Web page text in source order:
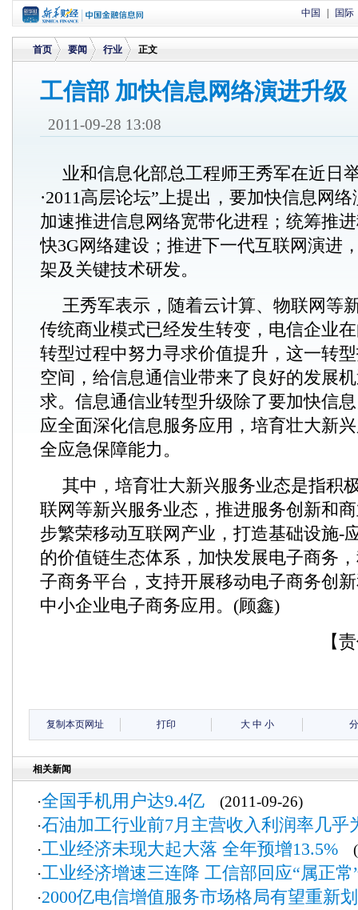
中国 国际
首页
>
要闻
>
行业 正文
工信部 加快信息网络演进升级
2011-09-28 13:08
业和信息化部总工程师王秀军在近日
·2011高层论坛”上提出，要加快信息网
加速推进信息网络宽带化进程；统筹推
快3G网络建设；推进下一代互联网演进
架及关键技术研发。
王秀军表示，随着云计算、物联网等
传统商业模式已经发生转变，电信企业
转型过程中努力寻求价值提升，这一转
空间，给信息通信业带来了良好的发展
求。信息通信业转型升级除了要加快信
应全面深化信息服务应用，培育壮大新
全应急保障能力。
其中，培育壮大新兴服务业态是指积
联网等新兴服务业态，推进服务创新和
步繁荣移动互联网产业，打造基础设施-
的价值链生态体系，加快发展电子商务
子商务平台，支持开展移动电子商务创
中小企业电子商务应用。(顾鑫)
【
复制本页网址 打印 大 中 小
相关新闻
·全国手机用户达9.4亿 (2011-09-26)
·石油加工行业前7月主营收入利润率几乎
·工业经济未现大起大落 全年预增13.5%
·工业经济增速三连降 工信部回应“属正常
·2000亿电信增值服务市场格局有望重新